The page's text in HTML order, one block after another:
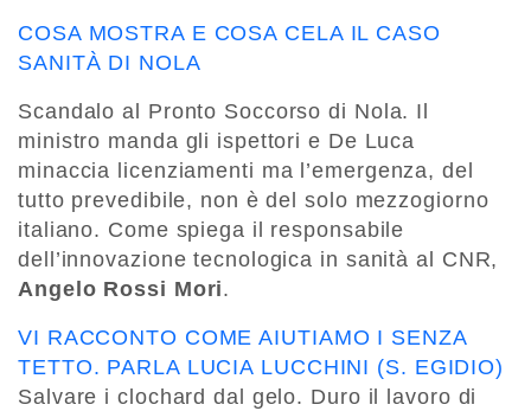
COSA MOSTRA E COSA CELA IL CASO
SANITÀ DI NOLA
Scandalo al Pronto Soccorso di Nola. Il
ministro manda gli ispettori e De Luca
minaccia licenziamenti ma l’emergenza, del
tutto prevedibile, non è del solo mezzogiorno
italiano. Come spiega il responsabile
dell’innovazione tecnologica in sanità al CNR,
Angelo Rossi Mori.
VI RACCONTO COME AIUTIAMO I SENZA
TETTO. PARLA LUCIA LUCCHINI (S. EGIDIO)
Salvare i clochard dal gelo. Duro il lavoro di